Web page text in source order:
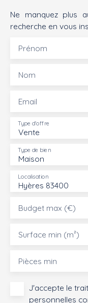
Ne manquez plus
recherche en vous
Prénom
Nom
Email
Vente
Type d'offre
Maison
Type de bien
Hyères 83400
Localisation
Budget max (€)
Surface min (m²)
Pièces min
J'accepte le
personnelles